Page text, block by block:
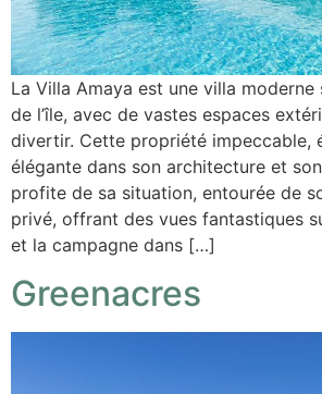
La Villa Amaya est une villa moderne
de l’île, avec de vastes espaces
divertir. Cette propriété impeccable,
élégante dans son architecture et
profite de sa situation, entourée de
privé, offrant des vues fantastiques
et la campagne dans […]
Greenacres